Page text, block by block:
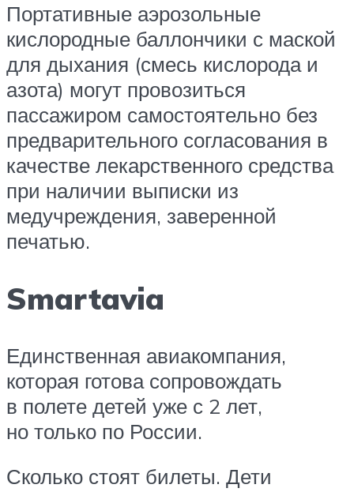
Портативные аэрозольные
кислородные баллончики с маской
для дыхания (смесь кислорода и
азота) могут провозиться
пассажиром самостоятельно без
предварительного согласования в
качестве лекарственного средства
при наличии выписки из
медучреждения, заверенной
печатью.
Smartavia
Единственная авиакомпания,
которая готова сопровождать
в полете детей уже с 2 лет,
но только по России.
Сколько стоят билеты. Дети